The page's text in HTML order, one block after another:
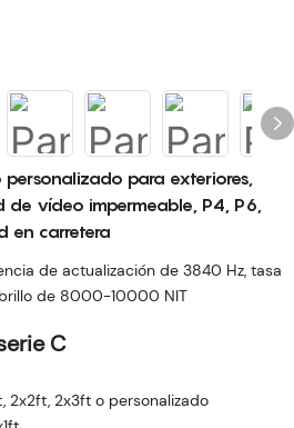
personalizado para exteriores,
de vídeo impermeable, P4, P6,
en carretera
de actualización de 3840 Hz, tasa
de 8000-10000 NIT
C
2x2ft, 2x3ft o personalizado